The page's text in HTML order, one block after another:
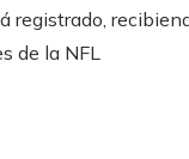
registrado,
de la NFL